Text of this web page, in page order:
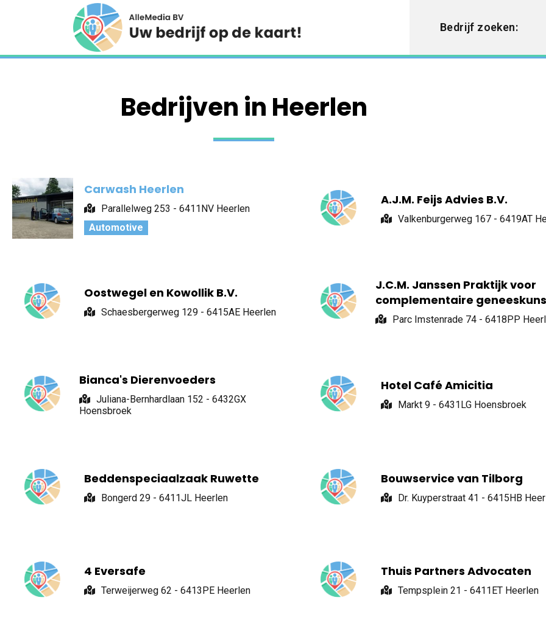
Bedrijf zoeken:
Bedrijven in Heerlen
Carwash Heerlen
Parallelweg 253 - 6411NV Heerlen
Automotive
A.J.M. Feijs Advies B.V.
Valkenburgerweg 167 - 6419AT
Oostwegel en Kowollik B.V.
Schaesbergerweg 129 - 6415AE Heerlen
J.C.M. Janssen Praktijk voor
complementaire
Parc Imstenrade 74 - 6418PP
Bianca's Dierenvoeders
Juliana-Bernhardlaan 152 - 6432GX
Hoensbroek
Hotel Café Amicitia
Markt 9 - 6431LG Hoensbroek
Beddenspeciaalzaak Ruwette
Bongerd 29 - 6411JL Heerlen
Bouwservice van Tilborg
Dr. Kuyperstraat 41 - 6415HB
4 Eversafe
Terweijerweg 62 - 6413PE Heerlen
Thuis Partners Advocaten
Tempsplein 21 - 6411ET Heerlen